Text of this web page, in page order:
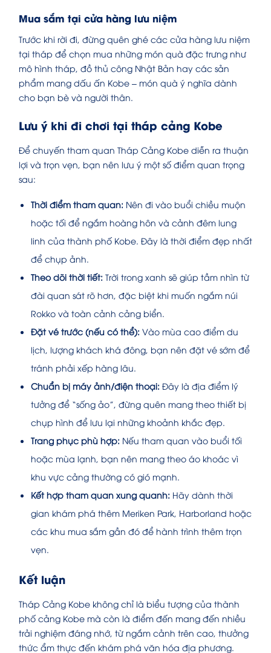
Mua sắm tại cửa hàng lưu niệm
Trước khi rời đi, đừng quên ghé các cửa hàng lưu niệm
tại tháp để chọn mua những món quà đặc trưng như
mô hình tháp, đồ thủ công Nhật Bản hay các sản
phẩm mang dấu ấn Kobe – món quà ý nghĩa dành
cho bạn bè và người thân.
Lưu ý khi đi chơi tại tháp cảng Kobe
Để chuyến tham quan Tháp Cảng Kobe diễn ra thuận
lợi và trọn vẹn, bạn nên lưu ý một số điểm quan trọng
sau:
Thời điểm tham quan: Nên đi vào buổi chiều muộn
hoặc tối để ngắm hoàng hôn và cảnh đêm lung
linh của thành phố Kobe. Đây là thời điểm đẹp nhất
để chụp ảnh.
Theo dõi thời tiết: Trời trong xanh sẽ giúp tầm nhìn từ
đài quan sát rõ hơn, đặc biệt khi muốn ngắm núi
Rokko và toàn cảnh cảng biển.
Đặt vé trước (nếu có thể): Vào mùa cao điểm du
lịch, lượng khách khá đông, bạn nên đặt vé sớm để
tránh phải xếp hàng lâu.
Chuẩn bị máy ảnh/điện thoại: Đây là địa điểm lý
tưởng để “sống ảo”, đừng quên mang theo thiết bị
chụp hình để lưu lại những khoảnh khắc đẹp.
Trang phục phù hợp: Nếu tham quan vào buổi tối
hoặc mùa lạnh, bạn nên mang theo áo khoác vì
khu vực cảng thường có gió mạnh.
Kết hợp tham quan xung quanh: Hãy dành thời
gian khám phá thêm Meriken Park, Harborland hoặc
các khu mua sắm gần đó để hành trình thêm trọn
vẹn.
Kết luận
Tháp Cảng Kobe không chỉ là biểu tượng của thành
phố cảng Kobe mà còn là điểm đến mang đến nhiều
trải nghiệm đáng nhớ, từ ngắm cảnh trên cao, thưởng
thức ẩm thực đến khám phá văn hóa địa phương.